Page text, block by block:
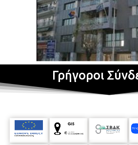
Γρήγοροι